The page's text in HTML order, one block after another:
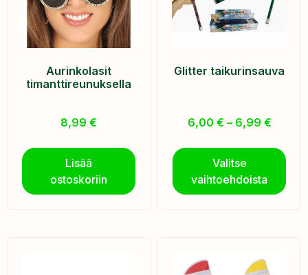
Aurinkolasit
timanttireunuksella
8,99 €
Lisää
ostoskoriin
Glitter taikurinsauva
6,00 € – 6,99 €
Valitse
vaihtoehdoista